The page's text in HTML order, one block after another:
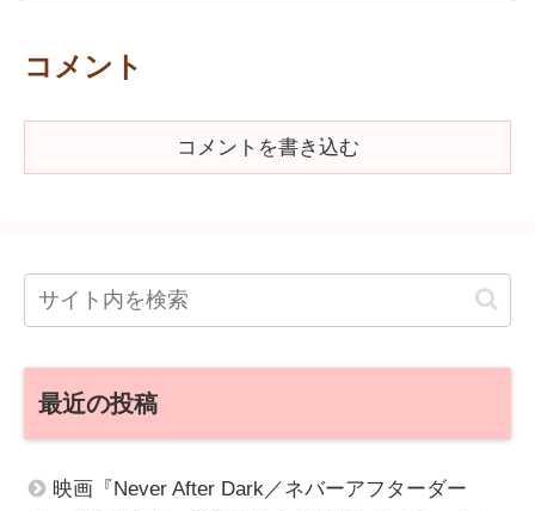
コメント
コメントを書き込む
最近の投稿
映画『Never After Dark／ネバーアフターダー